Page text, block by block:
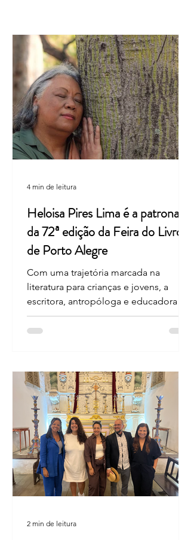
Heloisa Pires Lima é a patrona
da 72ª edição da Feira do Livro
de Porto Alegre
Com uma trajetória marcada na
literatura para crianças e jovens, a
escritora, antropóloga e educadora
Heloisa Pires Lima aceitou o convite
para ser a patrona da 72ª Feira do Livro
Praça da Alfândega, no Centro da
Capital.
4 min de leitura
2 min de leitura